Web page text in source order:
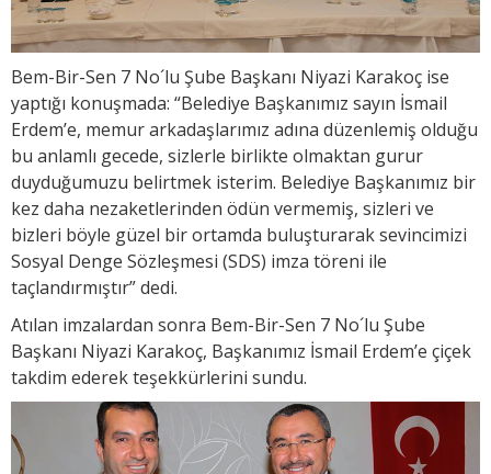
Bem-Bir-Sen 7 No´lu Şube Başkanı Niyazi Karakoç ise
yaptığı konuşmada: “Belediye Başkanımız sayın İsmail
Erdem’e, memur arkadaşlarımız adına düzenlemiş olduğu
bu anlamlı gecede, sizlerle birlikte olmaktan gurur
duyduğumuzu belirtmek isterim. Belediye Başkanımız bir
kez daha nezaketlerinden ödün vermemiş, sizleri ve
bizleri böyle güzel bir ortamda buluşturarak sevincimizi
Sosyal Denge Sözleşmesi (SDS) imza töreni ile
taçlandırmıştır” dedi.
Atılan imzalardan sonra Bem-Bir-Sen 7 No´lu Şube
Başkanı Niyazi Karakoç, Başkanımız İsmail Erdem’e çiçek
takdim ederek teşekkürlerini sundu.